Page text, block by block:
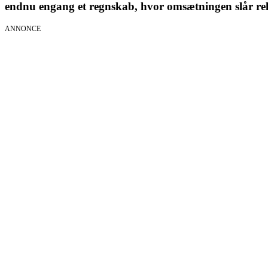
endnu engang et regnskab, hvor omsætningen slår
ANNONCE